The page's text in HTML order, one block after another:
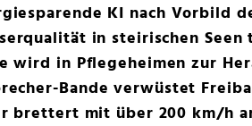
KI nach Vorbild
in steirischen
wird in Pflegeheimen zur
Bande verwüstet
brettert mit über 200 km/h